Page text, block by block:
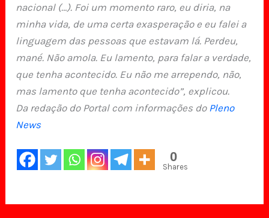
nacional (…). Foi um momento raro, eu diria, na
minha vida, de uma certa exasperação e eu falei a
linguagem das pessoas que estavam lá. Perdeu,
mané. Não amola. Eu lamento, para falar a verdade,
que tenha acontecido. Eu não me arrependo, não,
mas lamento que tenha acontecido”, explicou.
Da redação do Portal com informações do Pleno
News
0
Shares